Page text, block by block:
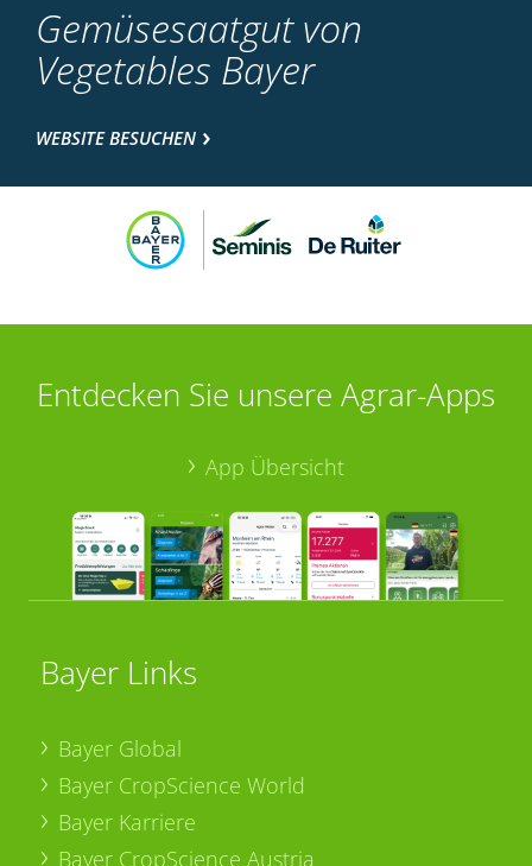
Gemüsesaatgut von
Vegetables Bayer
WEBSITE BESUCHEN
Entdecken Sie unsere Agrar-Apps
App Übersicht
Bayer Links
Bayer Global
Bayer CropScience World
Bayer Karriere
Bayer CropScience Austria